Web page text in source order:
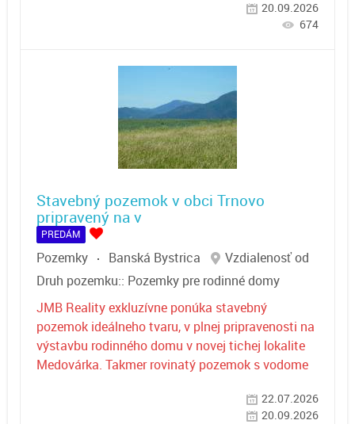
20.09.2026
674
Stavebný pozemok v obci Trnovo
pripravený na v
PREDÁM
Pozemky Banská Bystrica
Vzdialenosť od
Druh pozemku:: Pozemky pre rodinné domy
JMB Reality exkluzívne ponúka stavebný
pozemok ideálneho tvaru, v plnej pripravenosti na
výstavbu rodinného domu v novej tichej lokalite
Medovárka. Takmer rovinatý pozemok s vodome
22.07.2026
20.09.2026